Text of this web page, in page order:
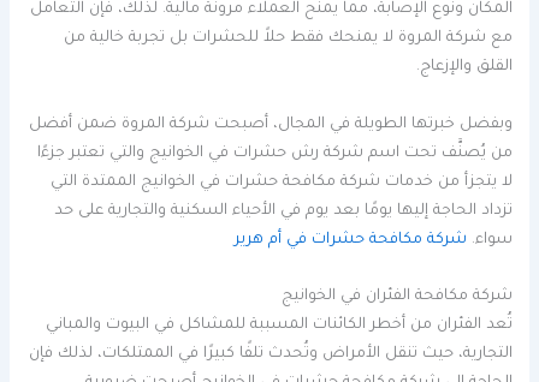
المكان ونوع الإصابة، مما يمنح العملاء مرونة مالية. لذلك، فإن التعامل
مع شركة المروة لا يمنحك فقط حلاً للحشرات بل تجربة خالية من
القلق والإزعاج.
وبفضل خبرتها الطويلة في المجال، أصبحت شركة المروة ضمن أفضل
من يُصنَّف تحت اسم شركة رش حشرات في الخوانيج والتي تعتبر جزءًا
لا يتجزأ من خدمات شركة مكافحة حشرات في الخوانيج الممتدة التي
تزداد الحاجة إليها يومًا بعد يوم في الأحياء السكنية والتجارية على حد
سواء. شركة مكافحة حشرات في أم هرير
شركة مكافحة الفئران في الخوانيج
تُعد الفئران من أخطر الكائنات المسببة للمشاكل في البيوت والمباني
التجارية، حيث تنقل الأمراض وتُحدث تلفًا كبيرًا في الممتلكات، لذلك فإن